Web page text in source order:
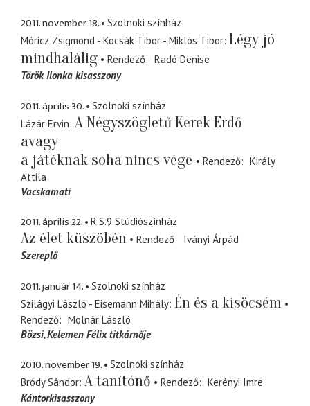
2011. november 18.
Szolnoki színház
Móricz Zsigmond - Kocsák Tibor - Miklós Tibor Légy jó
mindhalálig
Rendező
Radó Denise
Török Ilonka kisasszony
2011. április 30.
Szolnoki színház
Lázár Ervin A Négyszögletű Kerek Erdő
avagy
a játéknak soha nincs vége
Rendező
Király
Attila
Vacskamati
2011. április 22. R.S.9 Stúdiószínház
Az élet küszöbén Rendező
Iványi Árpád
Szereplő
2011. január 14.
Szolnoki színház
Szilágyi László - Eisemann Mihály Én és a kisöcsém
Rendező
Molnár László
Bözsi Kelemen Félix titkárnője
2010. november 19.
Szolnoki színház
Bródy Sándor A tanítónő Rendező
Kerényi Imre
Kántorkisasszony